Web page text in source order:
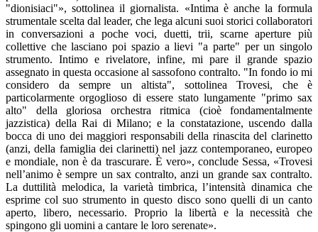
"dionisiaci"», sottolinea il giornalista. «Intima è anche la formula
strumentale scelta dal leader, che lega alcuni suoi storici collaboratori
in conversazioni a poche voci, duetti, trii, scarne aperture più
collettive che lasciano poi spazio a lievi "a parte" per un singolo
strumento. Intimo e rivelatore, infine, mi pare il grande spazio
assegnato in questa occasione al sassofono contralto. "In fondo io mi
considero da sempre un altista", sottolinea Trovesi, che è
particolarmente orgoglioso di essere stato lungamente "primo sax
alto" della gloriosa orchestra ritmica (cioè fondamentalmente
jazzistica) della Rai di Milano; e la constatazione, uscendo dalla
bocca di uno dei maggiori responsabili della rinascita del clarinetto
(anzi, della famiglia dei clarinetti) nel jazz contemporaneo, europeo
e mondiale, non è da trascurare. È vero», conclude Sessa, «Trovesi
nell’animo è sempre un sax contralto, anzi un grande sax contralto.
La duttilità melodica, la varietà timbrica, l’intensità dinamica che
esprime col suo strumento in questo disco sono quelli di un canto
aperto, libero, necessario. Proprio la libertà e la necessità che
spingono gli uomini a cantare le loro serenate».